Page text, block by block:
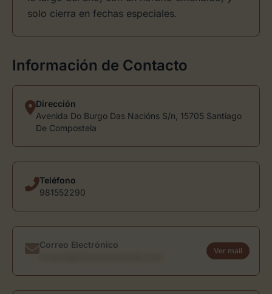
solo cierra en fechas especiales.
Información de Contacto
Dirección
Avenida Do Burgo Das Nacións S/n, 15705 Santiago
De Compostela
Teléfono
981552290
Correo Electrónico
Ver mail